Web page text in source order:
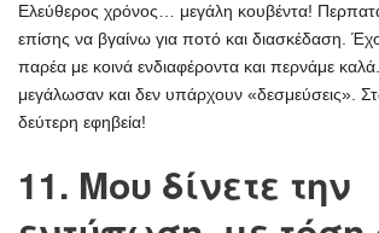
Ελεύθερος χρόνος… μεγάλη κουβέντα!
επίσης να βγαίνω για ποτό και διασκέδαση.
παρέα με κοινά ενδιαφέροντα και περνάμε
μεγάλωσαν και δεν υπάρχουν «δεσμεύσεις».
δεύτερη εφηβεία!
11. Μου δίνετε την